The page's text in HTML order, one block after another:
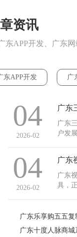
资讯
APP开发、广东
东APP开发 广
04
2026-02
广东
户发
市场
04
2026-02
广东
广东
具，
过部
广东乐享购五五
广东十度人脉商